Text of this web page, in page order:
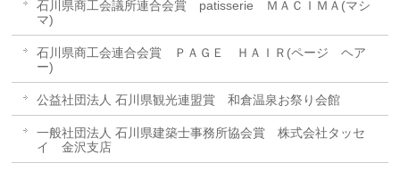
石川県商工会議所連合会賞 patisserie ＭＡＣＩＭＡ(マシ
マ)
石川県商工会連合会賞 ＰＡＧＥ ＨＡＩＲ(ページ ヘア
ー)
公益社団法人 石川県観光連盟賞 和倉温泉お祭り会館
一般社団法人 石川県建築士事務所協会賞 株式会社タッセ
イ 金沢支店